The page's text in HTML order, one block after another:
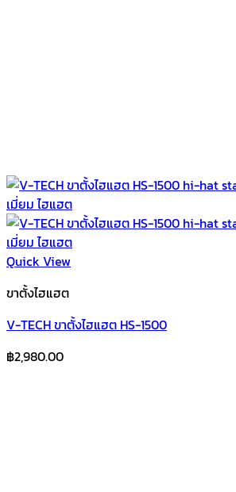
Quick View
ขาตั้งไฮแฮต
V-TECH ขาตั้งไฮแฮต HS-1500
฿2,980.00